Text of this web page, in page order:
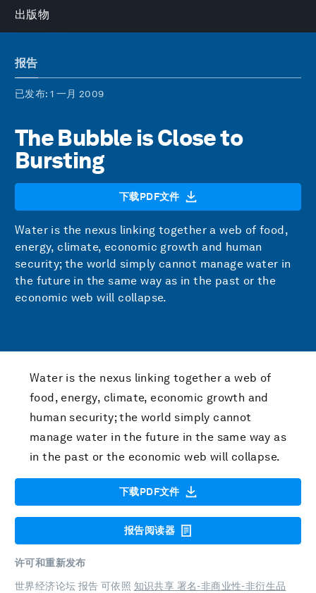
出版物
报告
已发布: 1 一月 2009
The Bubble is Close to
Bursting
下载PDF文件
Water is the nexus linking together a web of food,
energy, climate, economic growth and human
security; the world simply cannot manage water in
the future in the same way as in the past or the
economic web will collapse.
Water is the nexus linking together a web of
food, energy, climate, economic growth and
human security; the world simply cannot
manage water in the future in the same way as
in the past or the economic web will collapse.
下载PDF文件
报告阅读器
许可和重新发布
世界经济论坛 报告 可依照 知识共享 署名-非商业性-非衍生品